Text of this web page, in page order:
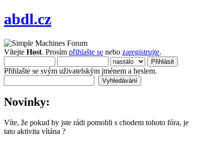
abdl.cz
Vítejte Host. Prosím přihlašte se nebo zaregistrujte.
Přihlašte se svým uživatelským jménem a heslem.
Novinky:
Víte, že pokud by jste rádi pomohli s chodem tohoto fóra, je
tato aktivita vítána ?